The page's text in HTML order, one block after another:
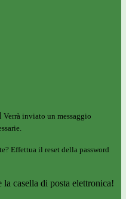
Verrà inviato un messaggio
Effettua il reset della password
casella di posta elettronica!